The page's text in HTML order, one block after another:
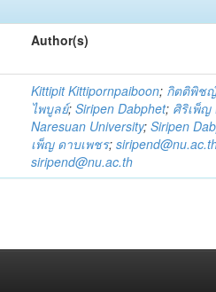
Author(s)
Kittipit Kittipornpaiboon; กิตติพิช
ไพบูลย์;Siripen Dabphet; ศิริเพ็ญ
Naresuan University;Siripen
เพ็ญ ดาบเพชร;
siripend@nu.ac.th